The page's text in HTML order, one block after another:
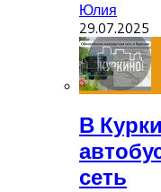
Юлия
29.07.2025
В
сеть